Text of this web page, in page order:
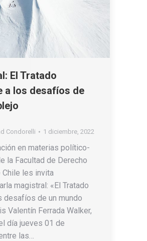
El Tratado
a los desafíos de
Condorelli 1 diciembre, 2022
en materias político-
la Facultad de Derecho
Chile les invita
magistral: «El Tratado
desafíos de un mundo
Valentín Ferrada Walker,
día jueves 01 de
las…